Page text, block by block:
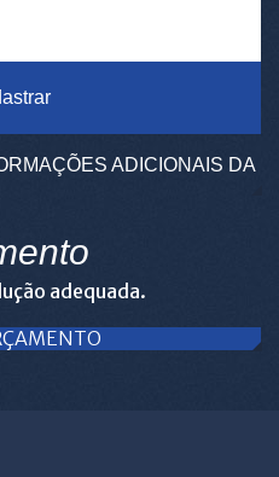
ADICIONAIS DA
adequada.